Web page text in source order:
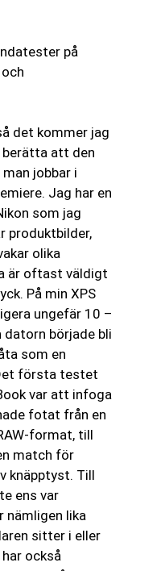
på
det kommer jag
att den
jobbar i
Jag har en
som jag
produktbilder,
olika
är oftast väldigt
På min XPS
ungefär 10 –
datorn började bli
som en
första testet
var att infoga
fotat från en
format, till
match för
knäpptyst. Till
ens var
nämligen lika
sitter i eller
också